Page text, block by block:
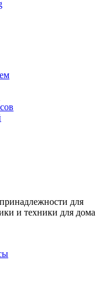
для
и техники для дома